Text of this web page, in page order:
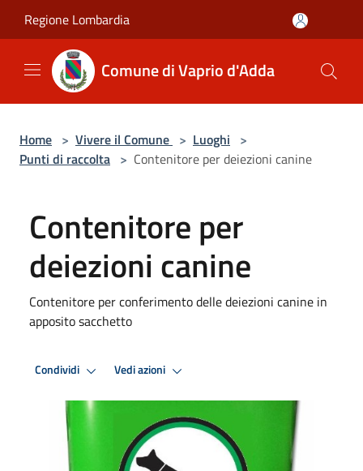
Regione Lombardia
Comune di Vaprio d'Adda
Home > Vivere il Comune > Luoghi >
Punti di raccolta > Contenitore per deiezioni canine
Contenitore per
deiezioni canine
Contenitore per conferimento delle deiezioni canine in
apposito sacchetto
Condividi Vedi azioni